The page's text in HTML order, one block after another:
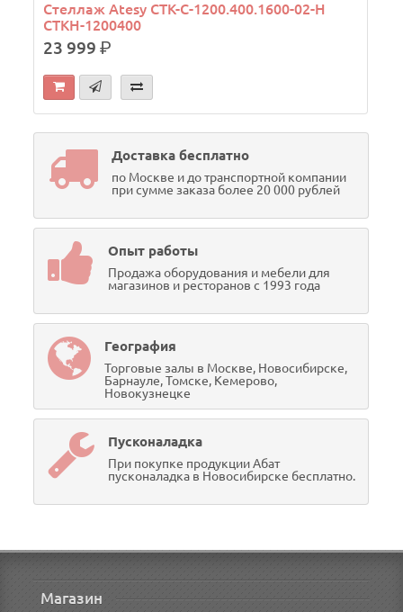
Стеллаж Atesy СТК-С-1200.400.1600-02-Н
СТКН-1200400
23 999р.
Доставка бесплатно
по Москве и до транспортной компании
при сумме заказа более 20 000 рублей
Опыт работы
Продажа оборудования и мебели для
магазинов и ресторанов с 1993 года
География
Торговые залы в Москве, Новосибирске,
Барнауле, Томске, Кемерово,
Новокузнецке
Пусконаладка
При покупке продукции Абат
пусконаладка в Новосибирске бесплатно.
Магазин